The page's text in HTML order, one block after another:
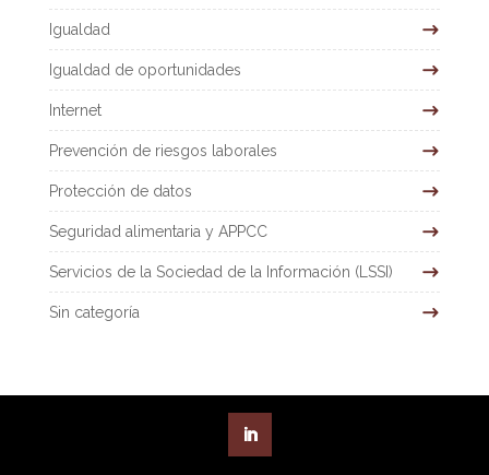
Igualdad
Igualdad de oportunidades
Internet
Prevención de riesgos laborales
Protección de datos
Seguridad alimentaria y APPCC
Servicios de la Sociedad de la Información (LSSI)
Sin categoría